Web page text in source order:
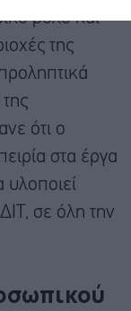
ρόλο και
της
ότι ο
στα έργα
σε όλη την